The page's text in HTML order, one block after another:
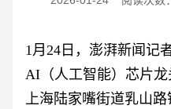
1月24日，澎湃新闻记
AI（人工智能）芯片
上海陆家嘴街道乳山